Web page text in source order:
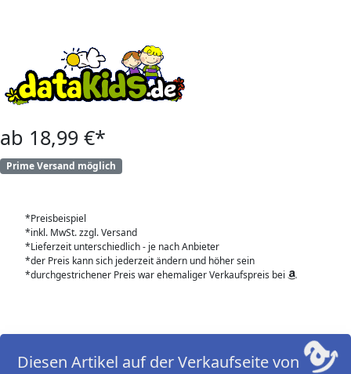
ab 18,99 €*
Prime Versand möglich
*Preisbeispiel
*inkl. MwSt. zzgl. Versand
*Lieferzeit unterschiedlich - je nach Anbieter
*der Preis kann sich jederzeit ändern und höher sein
*durchgestrichener Preis war ehemaliger Verkaufspreis bei
Diesen Artikel auf der Verkaufseite von